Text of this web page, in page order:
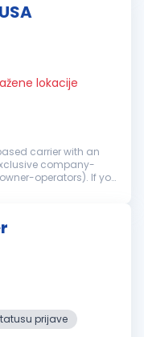
lokacije
carrier with an
company-
operators). If you
prijave